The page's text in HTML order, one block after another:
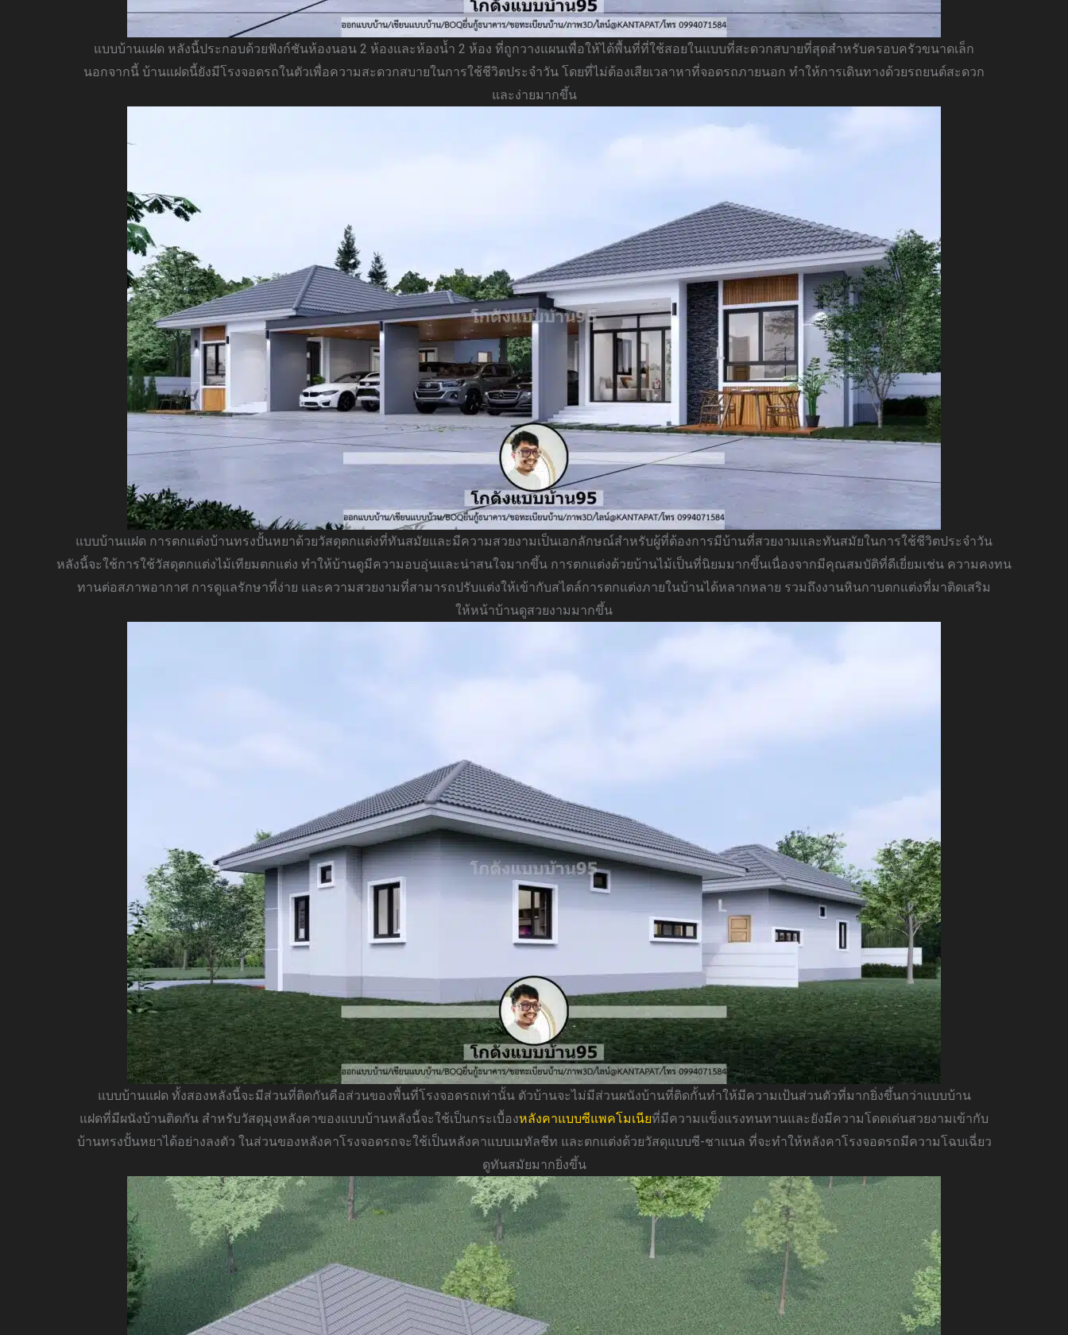
แบบบ้านแฝด หลังนี้ประกอบด้วยฟังก์ชันห้องนอน 2 ห้องและห้องน้ำ 2 ห้อง ที่ถูกวางแผนเพื่อให้ได้พื้นที่ที่ใช้สอยในแบบที่สะดวกสบายที่สุดสำหรับครอบครัวขนาดเล็ก
นอกจากนี้ บ้านแฝดนี้ยังมีโรงจอดรถในตัวเพื่อความสะดวกสบายในการใช้ชีวิตประจำวัน โดยที่ไม่ต้องเสียเวลาหาที่จอดรถภายนอก ทำให้การเดินทางด้วยรถยนต์สะดวก
และง่ายมากขึ้น
แบบบ้านแฝด การตกแต่งบ้านทรงปั้นหยาด้วยวัสดุตกแต่งที่ทันสมัยและมีความสวยงามเป็นเอกลักษณ์สำหรับผู้ที่ต้องการมีบ้านที่สวยงามและทันสมัยในการใช้ชีวิตประจำวัน
หลังนี้จะใช้การใช้วัสดุตกแต่งไม้เทียมตกแต่ง ทำให้บ้านดูมีความอบอุ่นและน่าสนใจมากขึ้น การตกแต่งด้วยบ้านไม้เป็นที่นิยมมากขึ้นเนื่องจากมีคุณสมบัติที่ดีเยี่ยมเช่น ความคงทน
ทานต่อสภาพอากาศ การดูแลรักษาที่ง่าย และความสวยงามที่สามารถปรับแต่งให้เข้ากับสไตล์การตกแต่งภายในบ้านได้หลากหลาย รวมถึงงานหินกาบตกแต่งที่มาติดเสริม
ให้หน้าบ้านดูสวยงามมากขึ้น
แบบบ้านแฝด ทั้งสองหลังนี้จะมีส่วนที่ติดกันคือส่วนของพื้นที่โรงจอดรถเท่านั้น ตัวบ้านจะไม่มีส่วนผนังบ้านที่ติดกั้นทำให้มีความเป้นส่วนตัวที่มากยิ่งขึ้นกว่าแบบบ้าน
แฝดที่มีผนังบ้านติดกัน สำหรับวัสดุมุงหลังคาของแบบบ้านหลังนี้จะใช้เป็นกระเบื้องหลังคาแบบซีแพคโมเนียที่มีความแข็งแรงทนทานและยังมีความโดดเด่นสวยงามเข้ากับ
บ้านทรงปั้นหยาได้อย่างลงตัว ในส่วนของหลังคาโรงจอดรถจะใช้เป็นหลังคาแบบเมทัลชีท และตกแต่งด้วยวัสดุแบบซี-ชาแนล ที่จะทำให้หลังคาโรงจอดรถมีความโฉบเฉี่ยว
ดูทันสมัยมากยิ่งขึ้น